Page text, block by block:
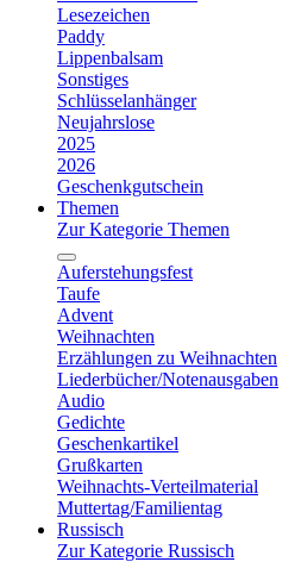
Lesezeichen
Paddy
Lippenbalsam
Sonstiges
Schlüsselanhänger
Neujahrslose
2025
2026
Geschenkgutschein
Themen
Zur Kategorie Themen
Auferstehungsfest
Taufe
Advent
Weihnachten
Erzählungen zu Weihnachten
Liederbücher/Notenausgaben
Audio
Gedichte
Geschenkartikel
Grußkarten
Weihnachts-Verteilmaterial
Muttertag/Familientag
Russisch
Zur Kategorie Russisch